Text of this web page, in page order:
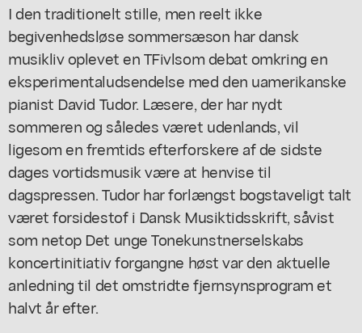
I den traditionelt stille, men reelt ikke
begivenhedsløse sommersæson har dansk
musikliv oplevet en TFivlsom debat omkring en
eksperimentaludsendelse med den uamerikanske
pianist David Tudor. Læsere, der har nydt
sommeren og således været udenlands, vil
ligesom en fremtids efterforskere af de sidste
dages vortidsmusik være at henvise til
dagspressen. Tudor har forlængst bogstaveligt talt
været forsidestof i Dansk Musiktidsskrift, såvist
som netop Det unge Tonekunstnerselskabs
koncertinitiativ forgangne høst var den aktuelle
anledning til det omstridte fjernsynsprogram et
halvt år efter.